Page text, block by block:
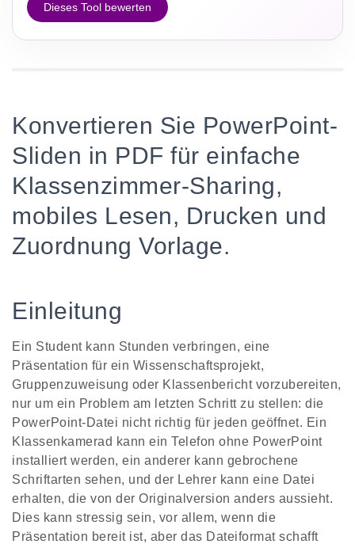
Dieses Tool bewerten
Konvertieren Sie PowerPoint-
Sliden in PDF für einfache
Klassenzimmer-Sharing,
mobiles Lesen, Drucken und
Zuordnung Vorlage.
Einleitung
Ein Student kann Stunden verbringen, eine
Präsentation für ein Wissenschaftsprojekt,
Gruppenzuweisung oder Klassenbericht vorzubereiten,
nur um ein Problem am letzten Schritt zu stellen: die
PowerPoint-Datei nicht richtig für jeden geöffnet. Ein
Klassenkamerad kann ein Telefon ohne PowerPoint
installiert werden, ein anderer kann gebrochene
Schriftarten sehen, und der Lehrer kann eine Datei
erhalten, die von der Originalversion anders aussieht.
Dies kann stressig sein, vor allem, wenn die
Präsentation bereit ist, aber das Dateiformat schafft